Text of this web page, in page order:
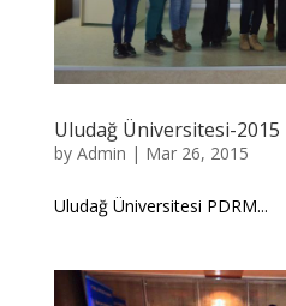
Uludağ Üniversitesi-2015
by Admin | Mar 26, 2015
Uludağ Üniversitesi PDRM...